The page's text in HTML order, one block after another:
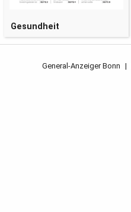
Gesundheit
General-Anzeiger Bonn |